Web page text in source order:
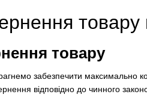
товару
товару
забезпечити
відповідно до чинного